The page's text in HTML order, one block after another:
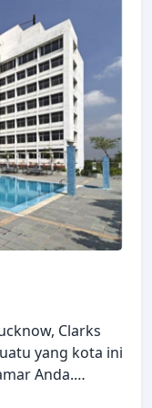
akses
rokok, AC.
rekreasi.
dengan
tempat
Clarks
yang kota ini
Anda.
tamu akan